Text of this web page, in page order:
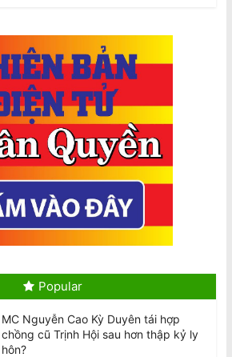
Úc chi $736 triệu mua 450 tên lửa
không đối không tầm xa AIM-260 của
Mỹ
August 9, 2026
2026 Census là Bắt buộc: Có thể Phạt
$364 mỗi ngày nếu Không Hoàn
Thành, $3640 nếu Khai Sai
2026 Census Is Compulsory: $364
August 10, 2026
chạm tại sân bay Sydney
August 10, 2026
Popular
MC Nguyễn Cao Kỳ Duyên tái hợp
chồng cũ Trịnh Hội sau hơn thập kỷ ly
hôn?